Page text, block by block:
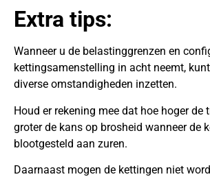
Extra tips:
Wanneer u de belastinggrenzen en
kettingsamenstelling in acht neemt,
diverse omstandigheden inzetten.
Houd er rekening mee dat hoe hoger de
groter de kans op brosheid wanneer de
blootgesteld aan zuren.
Daarnaast mogen de kettingen niet